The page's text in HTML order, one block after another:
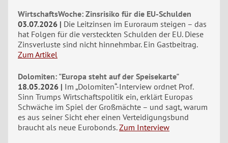
WirtschaftsWoche: Zinsrisiko für die EU-Schulden
03.07.2026
Die Leitzinsen im Euroraum steigen – das
hat Folgen für die versteckten Schulden der EU. Diese
Zinsverluste sind nicht hinnehmbar. Ein Gastbeitrag.
Zum Artikel
Dolomiten: "Europa steht auf der Speisekarte"
18.05.2026
Im „Dolomiten“-Interview ordnet Prof.
Sinn Trumps Wirtschaftspolitik ein, erklärt Europas
Schwäche im Spiel der Großmächte – und sagt, warum
es aus seiner Sicht eher einen Verteidigungsbund
braucht als neue Eurobonds. Zum Interview